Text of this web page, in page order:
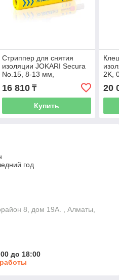
Стриппер для снятия
изоляции JOKARI Secura
No.15, 8-13 мм,
продольный рез (30155)
16 810₸
Купить
2K,
20
год
8, дом 19А. , Алматы,
до 18:00